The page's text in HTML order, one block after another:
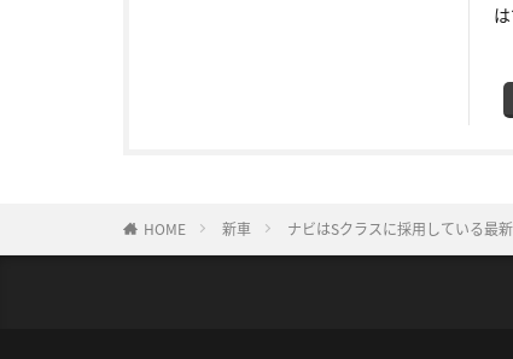
は
HOME 新車 ナビはSクラスに採用している最